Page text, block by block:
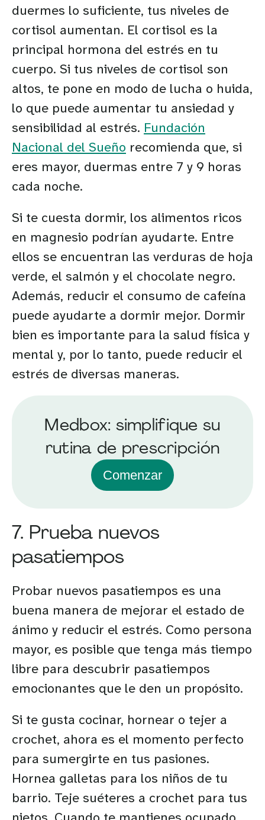
duermes lo suficiente, tus niveles de
cortisol aumentan. El cortisol es la
principal hormona del estrés en tu
cuerpo. Si tus niveles de cortisol son
altos, te pone en modo de lucha o huida,
lo que puede aumentar tu ansiedad y
sensibilidad al estrés. Fundación
Nacional del Sueño recomienda que, si
eres mayor, duermas entre 7 y 9 horas
cada noche.
Si te cuesta dormir, los alimentos ricos
en magnesio podrían ayudarte. Entre
ellos se encuentran las verduras de hoja
verde, el salmón y el chocolate negro.
Además, reducir el consumo de cafeína
puede ayudarte a dormir mejor. Dormir
bien es importante para la salud física y
mental y, por lo tanto, puede reducir el
estrés de diversas maneras.
Medbox: simplifique su
rutina de prescripción
Comenzar
7. Prueba nuevos
pasatiempos
Probar nuevos pasatiempos es una
buena manera de mejorar el estado de
ánimo y reducir el estrés. Como persona
mayor, es posible que tenga más tiempo
libre para descubrir pasatiempos
emocionantes que le den un propósito.
Si te gusta cocinar, hornear o tejer a
crochet, ahora es el momento perfecto
para sumergirte en tus pasiones.
Hornea galletas para los niños de tu
barrio. Teje suéteres a crochet para tus